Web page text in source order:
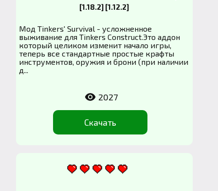
[1.18.2] [1.12.2]
Мод Tinkers' Survival - усложненное
выживание для Tinkers Construct.Это аддон
который целиком изменит начало игры,
теперь все стандартные простые крафты
инструментов, оружия и брони (при наличии
д...
Скачать
2027